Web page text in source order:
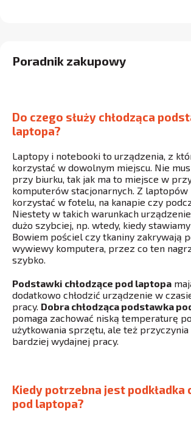
Poradnik zakupowy
Do czego służy chłodząca
laptopa?
Laptopy i notebooki to urządzenia, z
korzystać w dowolnym miejscu. Nie
przy biurku, tak jak ma to miejsce w
komputerów stacjonarnych. Z laptopów
korzystać w fotelu, na kanapie czy
Niestety w takich warunkach
dużo szybciej, np. wtedy, kiedy
Bowiem pościel czy tkaniny zakrywają
wywiewy komputera, przez co ten
szybko.
Podstawki chłodzące pod laptopa
dodatkowo chłodzić urządzenie w
pracy. Dobra chłodząca podstawka
pomaga zachować niską temperaturę
użytkowania sprzętu, ale też przyczynia
bardziej wydajnej pracy.
Kiedy potrzebna jest podkładka
pod laptopa?